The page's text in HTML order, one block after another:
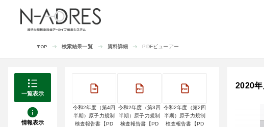
TOP 検索結果一覧 資料詳細 PDFビューアー
一覧表示
情報表示
令和2年度（第4四
半期）原子力規制
検査報告書【PD
令和2年度（第3四
半期）原子力規制
検査報告書【PD
令和2年度（第2四
半期）原子力規制
検査報告書【PD
2020